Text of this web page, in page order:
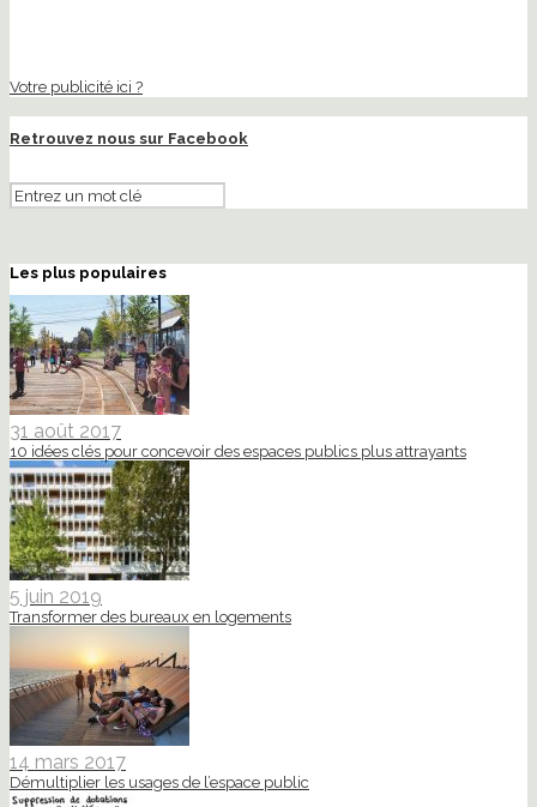
Votre publicité ici ?
Retrouvez nous sur Facebook
Les plus populaires
31 août 2017
10 idées clés pour concevoir des espaces publics plus attrayants
5 juin 2019
Transformer des bureaux en logements
14 mars 2017
Démultiplier les usages de l’espace public